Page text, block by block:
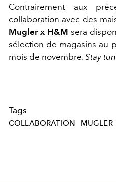
Contrairement aux
collaboration avec des
Mugler x H&M sera
sélection de magasins au
mois de novembre. Stay
Tags
COLLABORATION MUGLER